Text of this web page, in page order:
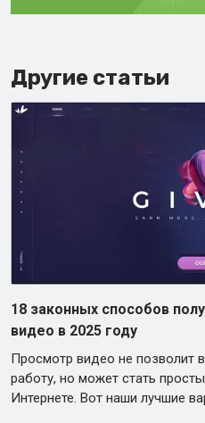
Другие статьи
18 законных способов
видео в 2025 году
Просмотр видео не позволит
работу, но может стать
Интернете. Вот наши лучшие